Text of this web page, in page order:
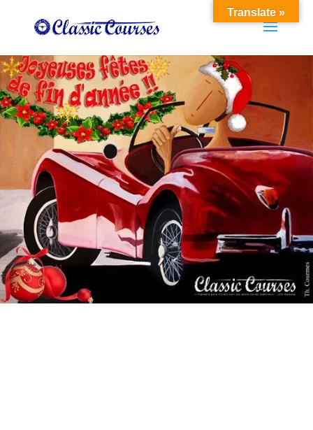
Translate »